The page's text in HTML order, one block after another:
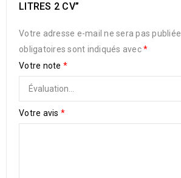
LITRES 2 CV”
Votre adresse e-mail ne sera pas publiée.
obligatoires sont indiqués avec*
Votre note *
Votre avis *